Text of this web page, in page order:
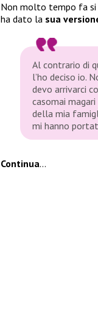
Non molto tempo fa si
ha dato la sua
Al contrario di
l’ho deciso io.
devo arrivarci
casomai
della mia
mi hanno
Continua…